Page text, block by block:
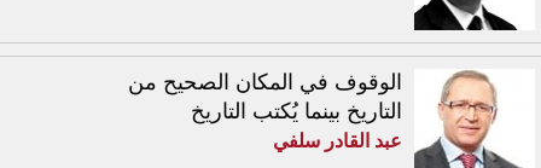
الوقوف في المكان الصحيح من
التاريخ بينما يُكتب التاريخ
عبد القادر سلفي